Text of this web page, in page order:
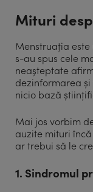
Mituri
Menstruația
s-au spus cele
neașteptate
dezinformarea
nicio bază
Mai jos vorbim
auzite mituri
ar trebui să le
1. Sindromul